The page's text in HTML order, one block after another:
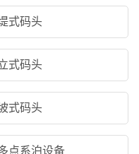
式码头
式码头
式码头
点系泊设备